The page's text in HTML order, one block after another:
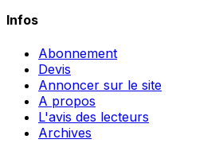
Infos
Abonnement
Devis
Annoncer sur le site
A propos
L'avis des lecteurs
Archives